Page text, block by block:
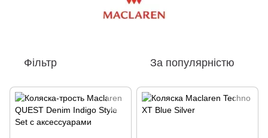
Фільтр За популярністю